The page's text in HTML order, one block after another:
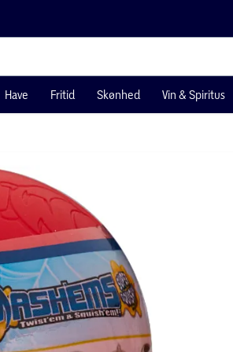
Have Fritid Skønhed Vin & Spiritus